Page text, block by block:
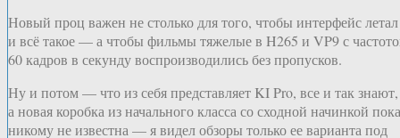
Новый проц важен не столько для того, чтобы интерфейс летал
и всё такое — а чтобы фильмы тяжелые в H265 и VP9 с
60 кадров в секунду воспроизводились без пропусков.
Ну и потом — что из себя представляет KI Pro, все и так знают,
а новая коробка из начального класса со сходной начинкой пока
никому не известна — я видел обзоры только ее варианта под